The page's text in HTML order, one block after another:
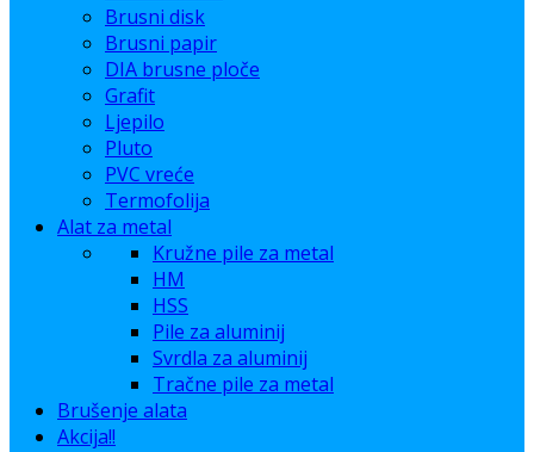
Brusni disk
Brusni papir
DIA brusne ploče
Grafit
Ljepilo
Pluto
PVC vreće
Termofolija
Alat za metal
Kružne pile za metal
HM
HSS
Pile za aluminij
Svrdla za aluminij
Tračne pile za metal
Brušenje alata
Akcija!!